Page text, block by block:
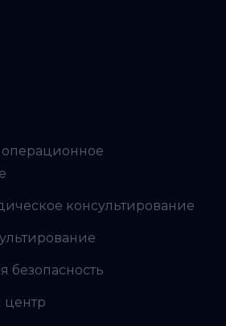
операционное
консультирование
безопасность
центр